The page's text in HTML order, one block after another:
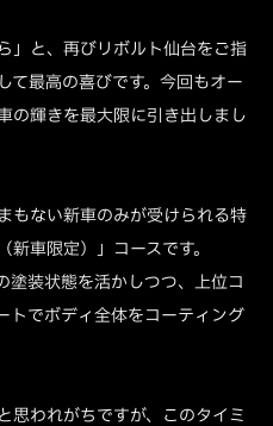
」と、再びリボルト仙台をご指
て最高の喜びです。今回もオー
の輝きを最大限に引き出しまし
もない新車のみが受けられる特
車限定）」コースです。
塗装状態を活かしつつ、上位コ
トでボディ全体をコーティング
思われがちですが、このタイミ